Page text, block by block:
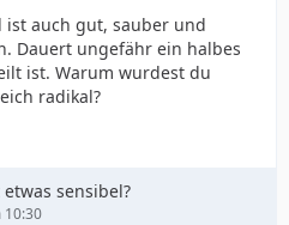
ist auch gut, sauber und
Dauert ungefähr ein halbes
ist. Warum wurdest du
radikal?
sensibel?
10:30